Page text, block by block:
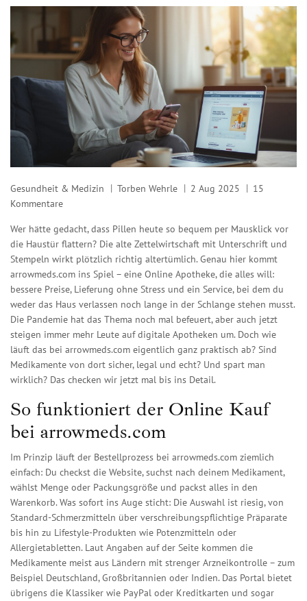
Gesundheit & Medizin Torben Wehrle 2 Aug 2025
15
Kommentare
Wer hätte gedacht, dass Pillen heute so bequem per Mausklick vor
die Haustür flattern? Die alte Zettelwirtschaft mit Unterschrift und
Stempeln wirkt plötzlich richtig altertümlich. Genau hier kommt
arrowmeds.com ins Spiel – eine Online Apotheke, die alles will:
bessere Preise, Lieferung ohne Stress und ein Service, bei dem du
weder das Haus verlassen noch lange in der Schlange stehen musst.
Die Pandemie hat das Thema noch mal befeuert, aber auch jetzt
steigen immer mehr Leute auf digitale Apotheken um. Doch wie
läuft das bei arrowmeds.com eigentlich ganz praktisch ab? Sind
Medikamente von dort sicher, legal und echt? Und spart man
wirklich? Das checken wir jetzt mal bis ins Detail.
So funktioniert der Online Kauf
bei arrowmeds.com
Im Prinzip läuft der Bestellprozess bei arrowmeds.com ziemlich
einfach: Du checkst die Website, suchst nach deinem Medikament,
wählst Menge oder Packungsgröße und packst alles in den
Warenkorb. Was sofort ins Auge sticht: Die Auswahl ist riesig, von
Standard-Schmerzmitteln über verschreibungspflichtige Präparate
bis hin zu Lifestyle-Produkten wie Potenzmitteln oder
Allergietabletten. Laut Angaben auf der Seite kommen die
Medikamente meist aus Ländern mit strenger Arzneikontrolle – zum
Beispiel Deutschland, Großbritannien oder Indien. Das Portal bietet
übrigens die Klassiker wie PayPal oder Kreditkarten und sogar